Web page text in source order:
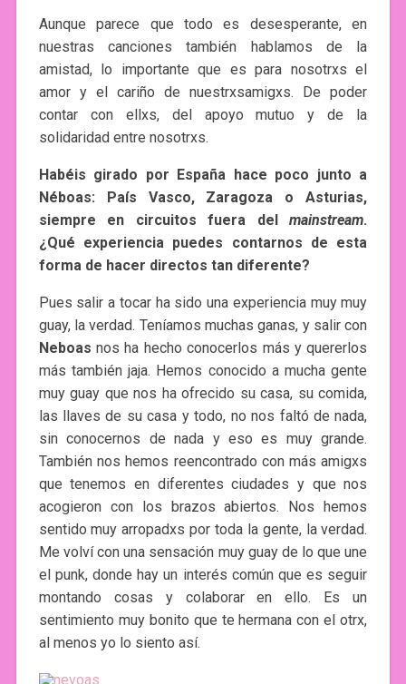
Aunque parece que todo es desesperante, en
nuestras canciones también hablamos de la
amistad, lo importante que es para nosotrxs el
amor y el cariño de nuestrxsamigxs. De poder
contar con ellxs, del apoyo mutuo y de la
solidaridad entre nosotrxs.
Habéis girado por España hace poco junto a
Néboas: País Vasco, Zaragoza o Asturias,
siempre en circuitos fuera delmainstream.
¿Qué experiencia puedes contarnos de esta
forma de hacer directos tan diferente?
Pues salir a tocar ha sido una experiencia muy muy
guay, la verdad. Teníamos muchas ganas, y salir con
Neboas nos ha hecho conocerlos más y quererlos
más también jaja. Hemos conocido a mucha gente
muy guay que nos ha ofrecido su casa, su comida,
las llaves de su casa y todo, no nos faltó de nada,
sin conocernos de nada y eso es muy grande.
También nos hemos reencontrado con más amigxs
que tenemos en diferentes ciudades y que nos
acogieron con los brazos abiertos. Nos hemos
sentido muy arropadxs por toda la gente, la verdad.
Me volví con una sensación muy guay de lo que une
el punk, donde hay un interés común que es seguir
montando cosas y colaborar en ello. Es un
sentimiento muy bonito que te hermana con el otrx,
al menos yo lo siento así.